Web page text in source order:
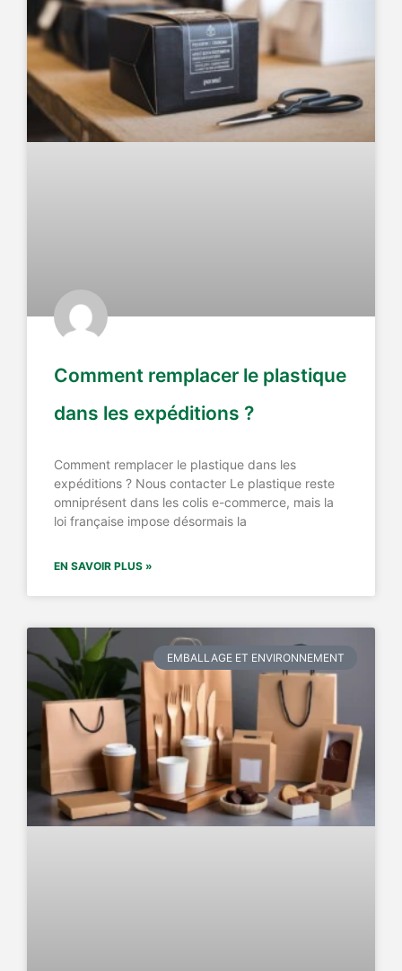
Comment remplacer le plastique
dans les expéditions ?
Comment remplacer le plastique dans les
expéditions ? Nous contacter Le plastique reste
omniprésent dans les colis e-commerce, mais la
loi française impose désormais la
EN SAVOIR PLUS »
EMBALLAGE ET ENVIRONNEMENT